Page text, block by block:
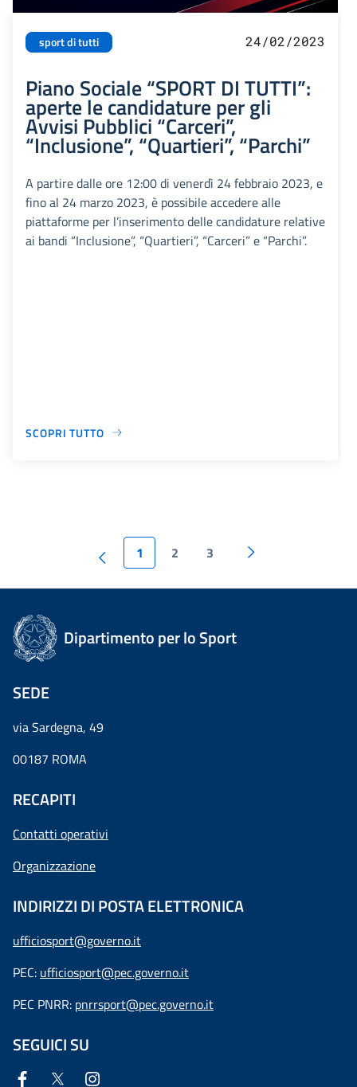
sport di tutti 24/02/2023
Piano Sociale “SPORT DI TUTTI”:
aperte le candidature per gli
Avvisi Pubblici “Carceri”,
“Inclusione”, “Quartieri”, “Parchi”
A partire dalle ore 12:00 di venerdì 24 febbraio 2023, e
fino al 24 marzo 2023, è possibile accedere alle
piattaforme per l’inserimento delle candidature relative
ai bandi “Inclusione”, “Quartieri”, “Carceri” e “Parchi”.
SCOPRI TUTTO
1 2 3
Dipartimento per lo Sport
SEDE
via Sardegna, 49
00187 ROMA
RECAPITI
Contatti operativi
Organizzazione
INDIRIZZI DI POSTA ELETTRONICA
ufficiosport@governo.it
PEC: ufficiosport@pec.governo.it
PEC PNRR: pnrrsport@pec.governo.it
SEGUICI SU